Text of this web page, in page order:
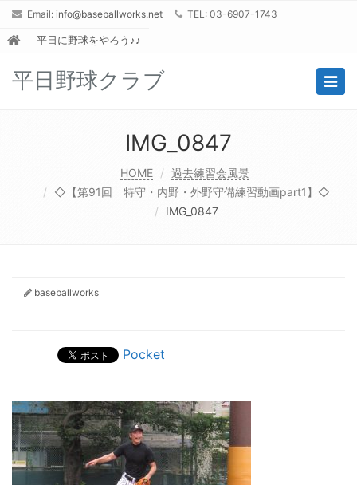
Email: info@baseballworks.net TEL: 03-6907-1743
平日に野球をやろう♪♪
平日野球クラブ
IMG_0847
HOME
過去練習会風景
◇【第91回 特守・内野・外野守備練習動画part1】◇
IMG_0847
baseballworks
Pocket